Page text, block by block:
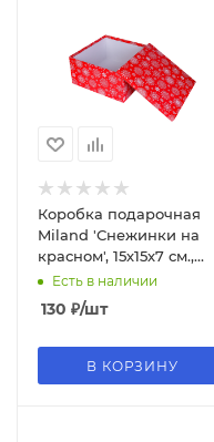
Коробка подарочная
Miland 'Снежинки на
красном', 15х15х7 см.,
квадратная (Серия 11в1),
картон, 1024
Есть в наличии
130 ₽/шт
В КОРЗИНУ